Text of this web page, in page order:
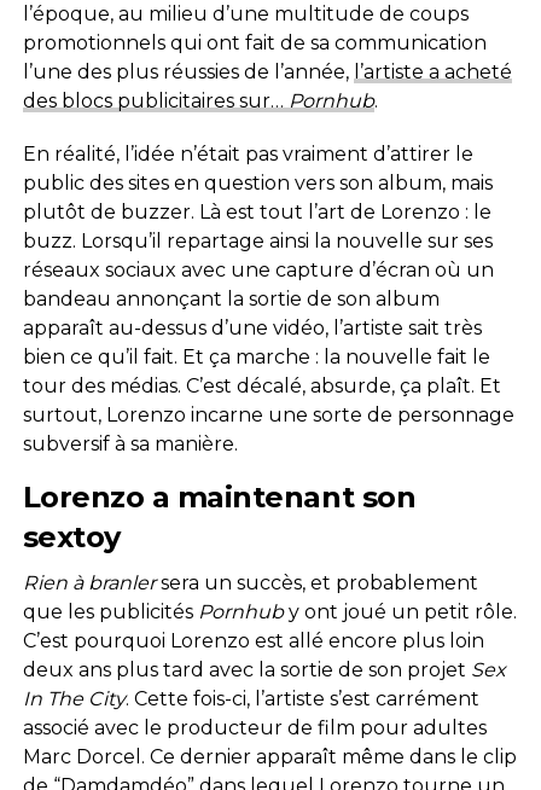
l’époque, au milieu d’une multitude de coups
promotionnels qui ont fait de sa communication
l’une des plus réussies de l’année, l’artiste a acheté
des blocs publicitaires sur… Pornhub.
En réalité, l’idée n’était pas vraiment d’attirer le
public des sites en question vers son album, mais
plutôt de buzzer. Là est tout l’art de Lorenzo : le
buzz. Lorsqu’il repartage ainsi la nouvelle sur ses
réseaux sociaux avec une capture d’écran où un
bandeau annonçant la sortie de son album
apparaît au-dessus d’une vidéo, l’artiste sait très
bien ce qu’il fait. Et ça marche : la nouvelle fait le
tour des médias. C’est décalé, absurde, ça plaît. Et
surtout, Lorenzo incarne une sorte de personnage
subversif à sa manière.
Lorenzo a maintenant son
sextoy
Rien à branlersera un succès, et probablement
que les publicités Pornhuby ont joué un petit rôle.
C’est pourquoi Lorenzo est allé encore plus loin
deux ans plus tard avec la sortie de son projet Sex
In The City. Cette fois-ci, l’artiste s’est carrément
associé avec le producteur de film pour adultes
Marc Dorcel. Ce dernier apparaît même dans le clip